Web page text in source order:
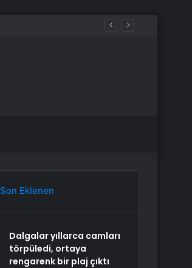
Son Eklenen
Dalgalar yıllarca camları
törpüledi, ortaya
rengarenk bir plaj çıktı